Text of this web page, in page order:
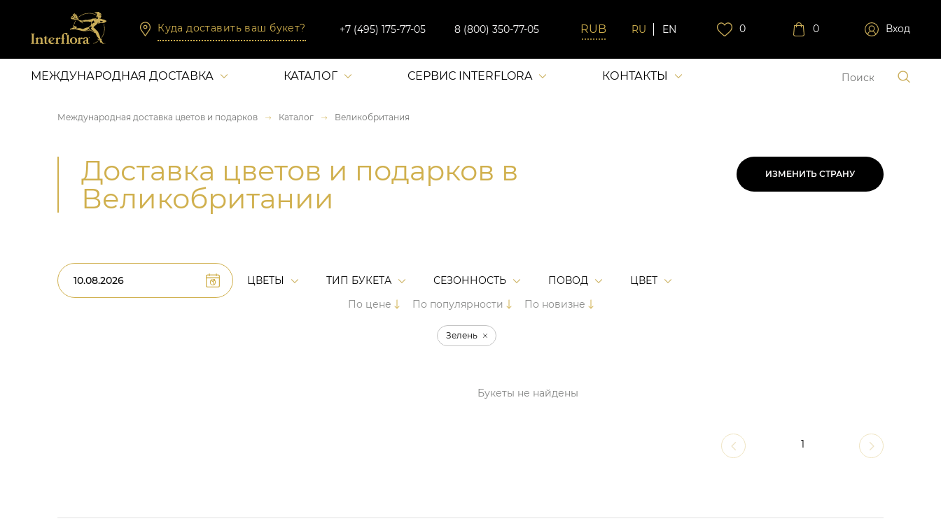
Куда доставить ваш букет? +7 (495) 175-77-05 8 (800) 350-77-05 RU EN 0 0 Вход
МЕЖДУНАРОДНАЯ ДОСТАВКА КАТАЛОГ СЕРВИС INTERFLORA КОНТАКТЫ
Международная доставка цветов и подарков Каталог Великобритания
Доставка цветов и подарков в
Великобритании
ИЗМЕНИТЬ СТРАНУ
ЦВЕТЫ ТИП БУКЕТА СЕЗОННОСТЬ ПОВОД
ЦВЕТ
По цене
По популярности По новизне
Зелень
Букеты не найдены
1